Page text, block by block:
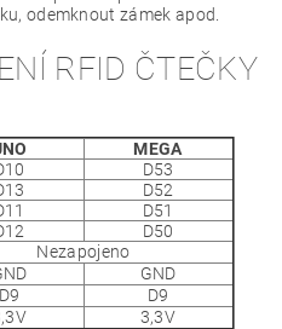
odemknout zámek apod.
RFID ČTEČKY
MEGA
D53
D52
D51
D50
Nezapojeno
GND
D9
D9
3,3V